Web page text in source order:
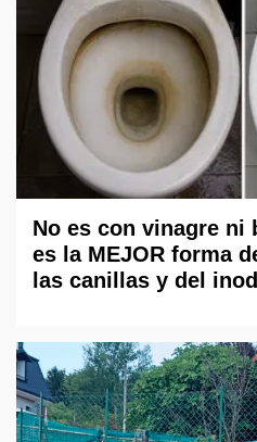
No es con vinagre ni
es la MEJOR forma
las canillas y del